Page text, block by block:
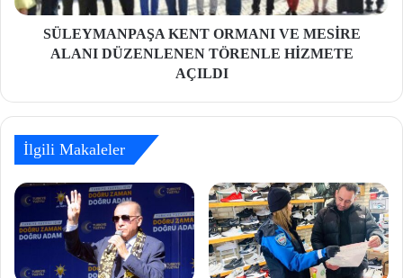
SÜLEYMANPAŞA KENT ORMANI VE MESİRE
ALANI DÜZENLENEN TÖRENLE HİZMETE
AÇILDI
İlgili Makaleler